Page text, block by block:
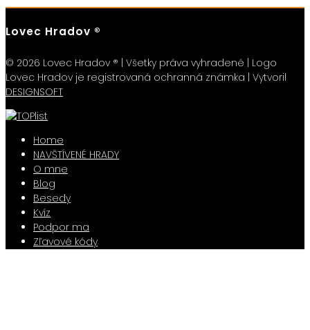
Lovec Hradov ®
© 2026 Lovec Hradov ® | Všetky práva vyhradené | Logo
Lovec Hradov je registrovaná ochranná známka | Vytvoril
DESIGNSOFT
Home
NAVŠTÍVENÉ HRADY
O mne
Blog
Besedy
Kvíz
Podpor ma
Zľavové kódy